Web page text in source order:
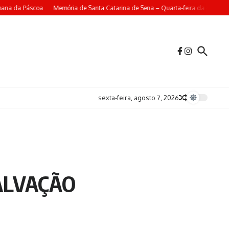
da Páscoa Memória de Santa Catarina de Sena – Quarta-feira da 4ª
sexta-feira, agosto 7, 2026